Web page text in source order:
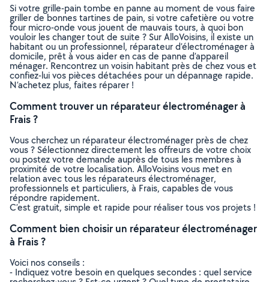
Si votre grille-pain tombe en panne au moment de vous faire
griller de bonnes tartines de pain, si votre cafetière ou votre
four micro-onde vous jouent de mauvais tours, à quoi bon
vouloir les changer tout de suite ? Sur AlloVoisins, il existe un
habitant ou un professionnel, réparateur d’électroménager à
domicile, prêt à vous aider en cas de panne d’appareil
ménager. Rencontrez un voisin habitant près de chez vous et
confiez-lui vos pièces détachées pour un dépannage rapide.
N’achetez plus, faites réparer !
Comment trouver un réparateur électroménager à
Frais ?
Vous cherchez un réparateur électroménager près de chez
vous ? Sélectionnez directement les offreurs de votre choix
ou postez votre demande auprès de tous les membres à
proximité de votre localisation. AlloVoisins vous met en
relation avec tous les réparateurs électroménager,
professionnels et particuliers, à Frais, capables de vous
répondre rapidement.
C’est gratuit, simple et rapide pour réaliser tous vos projets !
Comment bien choisir un réparateur électroménager
à Frais ?
Voici nos conseils :
- Indiquez votre besoin en quelques secondes : quel service